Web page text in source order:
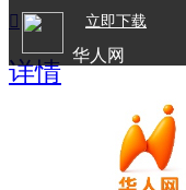
立即下载
华人网

详情